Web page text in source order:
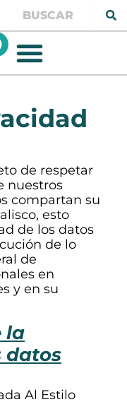
de respetar
nuestros
compartan su
esto
de los datos
de lo
de
en
y en su
la
datos
Al Estilo